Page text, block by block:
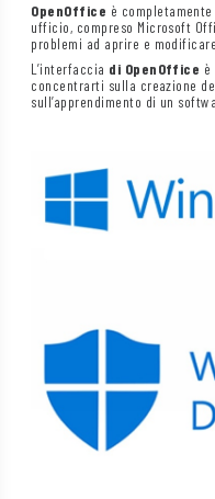
OpenOffice è
ufficio, compreso Microsoft
problemi ad aprire e
L’interfaccia di OpenOffice
concentrarti sulla creazione
sull’apprendimento di un